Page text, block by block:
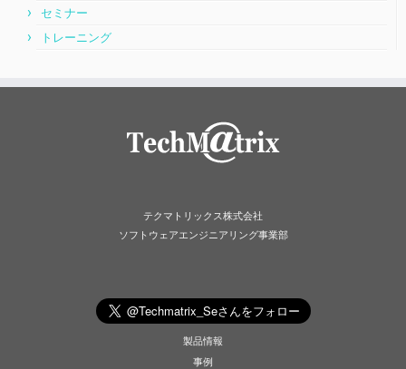
セミナー
トレーニング
テクマトリックス株式会社
ソフトウェアエンジニアリング事業部
製品情報
事例